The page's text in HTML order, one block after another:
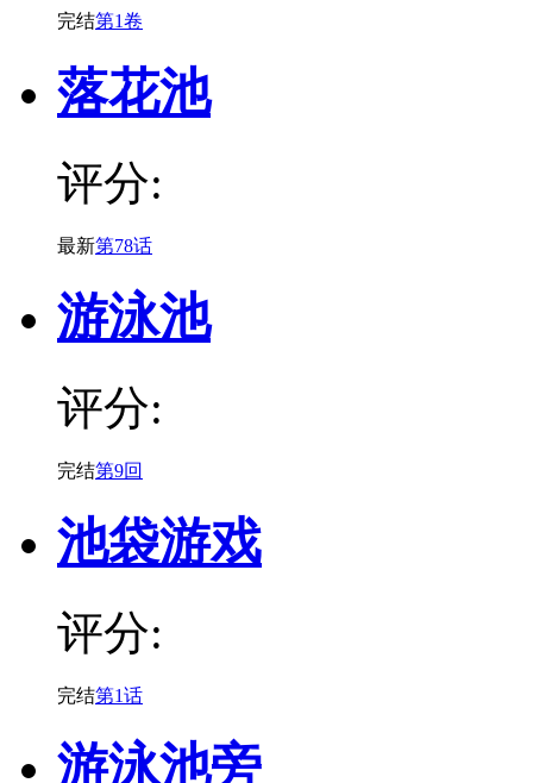
完结第1卷
落花池
评分:
最新第78话
游泳池
评分:
完结第9回
池袋游戏
评分:
完结第1话
游泳池旁